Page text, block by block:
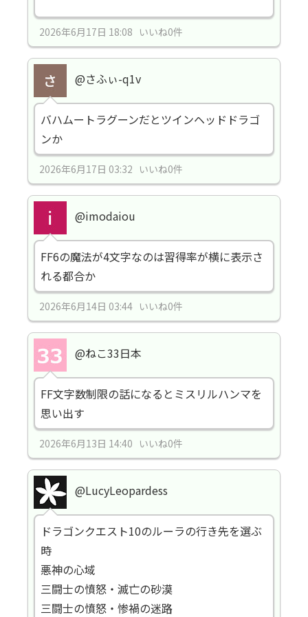
2026年6月17日 18:08 いいね0件
@さふぃ-q1v
バハムートラグーンだとツインヘッドドラゴ
ンか
2026年6月17日 03:32 いいね0件
@imodaiou
FF6の魔法が4文字なのは習得率が横に表示さ
れる都合か
2026年6月14日 03:44 いいね0件
@ねこ33日本
FF文字数制限の話になるとミスリルハンマを
思い出す
2026年6月13日 14:40 いいね0件
@LucyLeopardess
ドラゴンクエスト10のルーラの行き先を選ぶ
時
悪神の心域
三闘士の憤怒・滅亡の砂漠
三闘士の憤怒・惨禍の迷路